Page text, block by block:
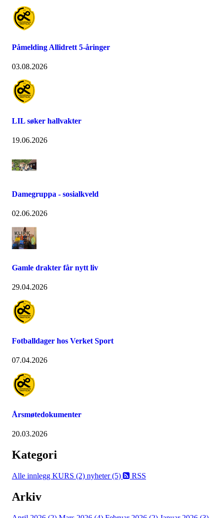
Påmelding Allidrett 5-åringer
03.08.2026
LIL søker hallvakter
19.06.2026
Damegruppa - sosialkveld
02.06.2026
Gamle drakter får nytt liv
29.04.2026
Fotballdager hos Verket Sport
07.04.2026
Årsmøtedokumenter
20.03.2026
Kategori
Alle innlegg KURS (2) nyheter (5) RSS
Arkiv